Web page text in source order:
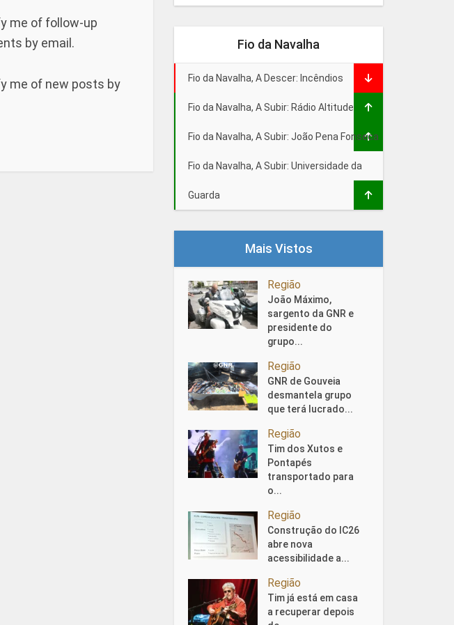
me of follow-up
by email.
me of new posts by
Fio da Navalha
Fio da Navalha, A Descer: Incêndios
Fio da Navalha, A Subir: Rádio Altitude
Fio da Navalha, A Subir: João Pena Fonseca
Fio da Navalha, A Subir: Universidade da
Guarda
Mais Vistos
Região
João Máximo,
sargento da GNR e
presidente do
grupo...
Região
GNR de Gouveia
desmantela grupo
que terá lucrado...
Região
Tim dos Xutos e
Pontapés
transportado para
o...
Região
Construção do IC26
abre nova
acessibilidade a...
Região
Tim já está em casa
a recuperar depois